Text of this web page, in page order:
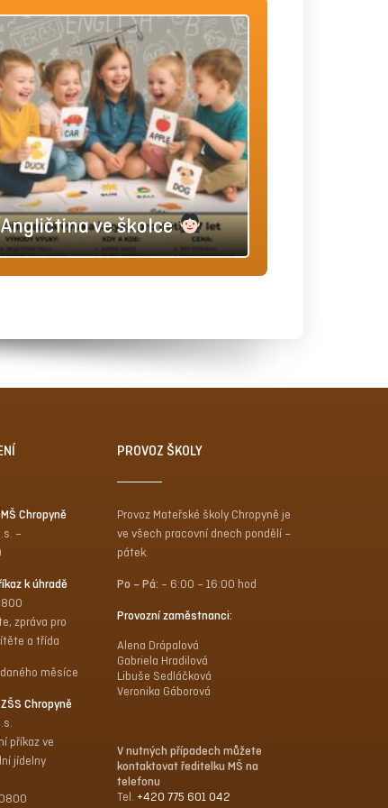
Angličtina ve školce
Chropyně
–
k úhradě
zpráva pro
a třída
měsíce
Chropyně
příkaz ve
jídelny
PROVOZ ŠKOLY
Provoz Mateřské školy Chropyně je
ve všech pracovní dnech pondělí –
pátek.
Po – Pá: – 6:00 – 16:00 hod
Provozní zaměstnanci:
Alena Drápalová
Gabriela Hradilová
Libuše Sedláčková
Veronika Gáborová
V nutných případech můžete
kontaktovat ředitelku MŠ na
telefonu
Tel. +420 775 601 042